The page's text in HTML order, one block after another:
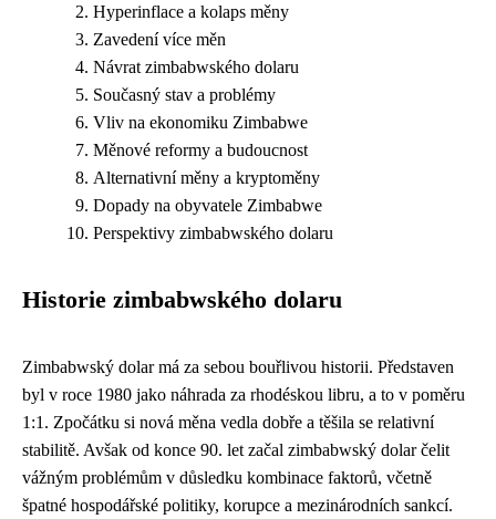
Hyperinflace a kolaps měny
Zavedení více měn
Návrat zimbabwského dolaru
Současný stav a problémy
Vliv na ekonomiku Zimbabwe
Měnové reformy a budoucnost
Alternativní měny a kryptoměny
Dopady na obyvatele Zimbabwe
Perspektivy zimbabwského dolaru
Historie zimbabwského dolaru
Zimbabwský dolar má za sebou bouřlivou historii. Představen
byl v roce 1980 jako náhrada za rhodéskou libru, a to v poměru
1:1. Zpočátku si nová měna vedla dobře a těšila se relativní
stabilitě. Avšak od konce 90. let začal zimbabwský dolar čelit
vážným problémům v důsledku kombinace faktorů, včetně
špatné hospodářské politiky, korupce a mezinárodních sankcí.